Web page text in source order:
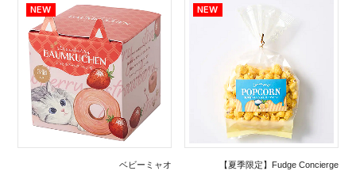
ベビーミャオ
【夏季限定】Fudge Concierge